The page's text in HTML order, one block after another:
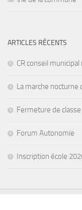
ARTICLES RÉCENTS
CR conseil
La marche nocturne
Fermeture de classe
Forum Autonomie
Inscription école